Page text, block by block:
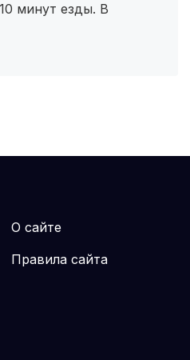
минут езды. В
О сайте
Правила сайта